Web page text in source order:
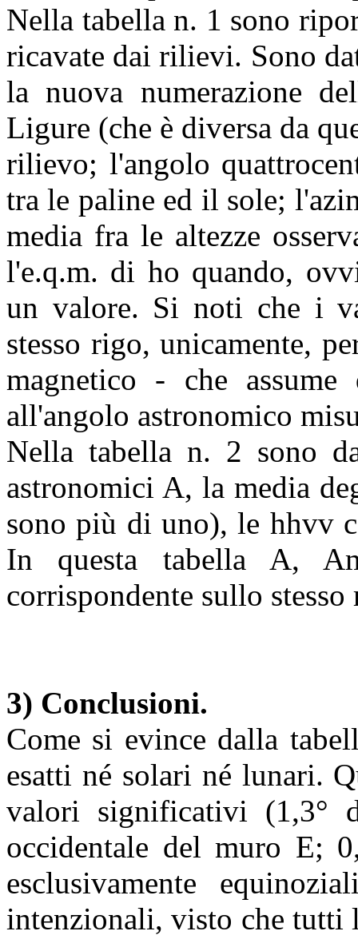
Nella tabella n. 1 sono
ricavate dai rilievi. Sono
la nuova numerazione
Ligure (che è diversa da
rilievo; l'angolo
tra le paline ed il sole;
media fra le altezze
l'e.q.m. di ho quando,
un valore. Si noti che i
stesso rigo, unicamente,
magnetico - che
all'angolo astronomico
Nella tabella n. 2 sono
astronomici A, la media
sono più di uno), le hhvv
In questa tabella A,
corrispondente sullo stesso
3) Conclusioni.
Come si evince dalla
esatti né solari né lunari.
valori significativi (1,3°
occidentale del muro E;
esclusivamente
intenzionali, visto che tutti